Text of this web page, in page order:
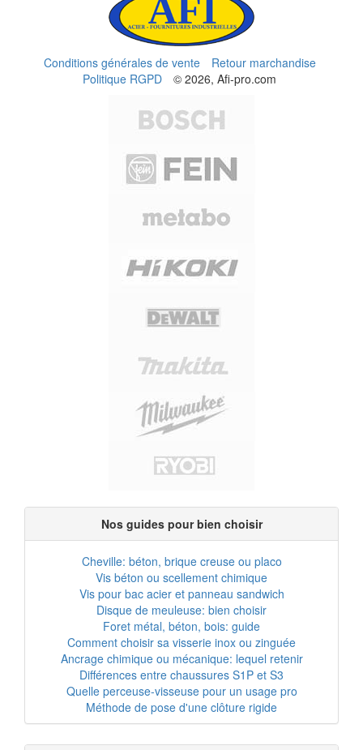
Conditions générales de vente
Retour marchandise
Politique RGPD
© 2026, Afi-pro.com
Nos guides pour bien choisir
Cheville: béton, brique creuse ou placo
Vis béton ou scellement chimique
Vis pour bac acier et panneau sandwich
Disque de meuleuse: bien choisir
Foret métal, béton, bois: guide
Comment choisir sa visserie inox ou zinguée
Ancrage chimique ou mécanique: lequel retenir
Différences entre chaussures S1P et S3
Quelle perceuse-visseuse pour un usage pro
Méthode de pose d'une clôture rigide